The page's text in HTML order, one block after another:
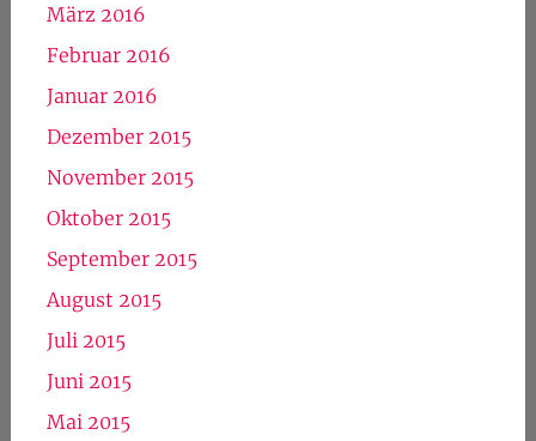
März 2016
Februar 2016
Januar 2016
Dezember 2015
November 2015
Oktober 2015
September 2015
August 2015
Juli 2015
Juni 2015
Mai 2015